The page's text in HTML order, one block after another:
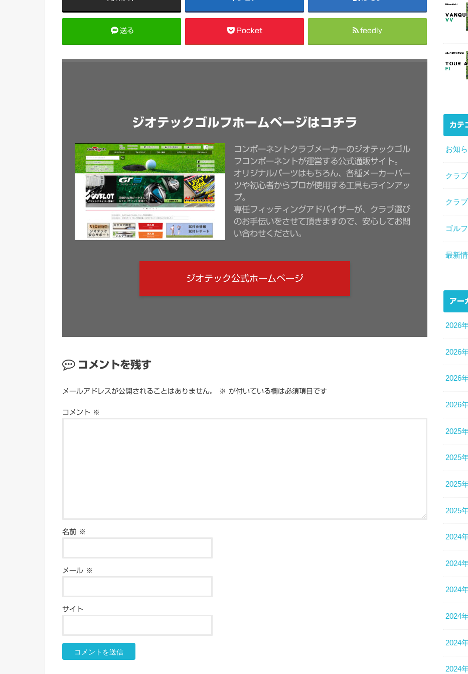
送る Pocket feedly
ジオテックゴルフホームページはコチラ
コンポーネントクラブメーカーのジオテックゴル
フコンポーネントが運営する公式通販サイト。
オリジナルパーツはもちろん、各種メーカーパー
ツや初心者からプロが使用する工具もラインアッ
プ。
専任フィッティングアドバイザーが、クラブ選び
のお手伝いをさせて頂きますので、安心してお問
い合わせください。
ジオテック公式ホームページ
コメントを残す
メールアドレスが公開されることはありません。 ※ が付いている欄は必須項目です
コメント ※
名前 ※
メール ※
サイト
カテ
お知
クラブ
クラ
ゴル
最新
アー
2026
2026
2026
2026
2025
2025
2025
2025
2024
2024
2024
2024
2024
2024